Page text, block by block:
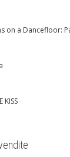
on a Dancefloor:
KISS